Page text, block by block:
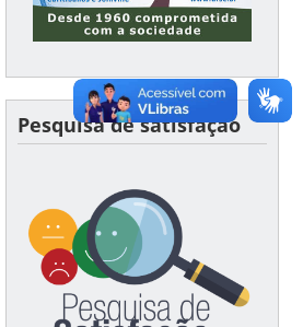
Pesquisa de satisfação